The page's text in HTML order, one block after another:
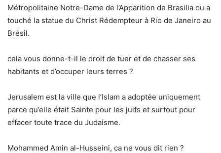
Métropolitaine Notre-Dame de l’Apparition de Brasilia ou a
touché la statue du Christ Rédempteur à Rio de Janeiro au
Brésil.
cela vous donne-t-il le droit de tuer et de chasser ses
habitants et d’occuper leurs terres ?
Jerusalem est la ville que l’Islam a adoptée uniquement
parce qu’elle était Sainte pour les juifs et surtout pour
effacer toute trace du Judaisme.
Mohammed Amin al-Husseini, ca ne vous dit rien ?